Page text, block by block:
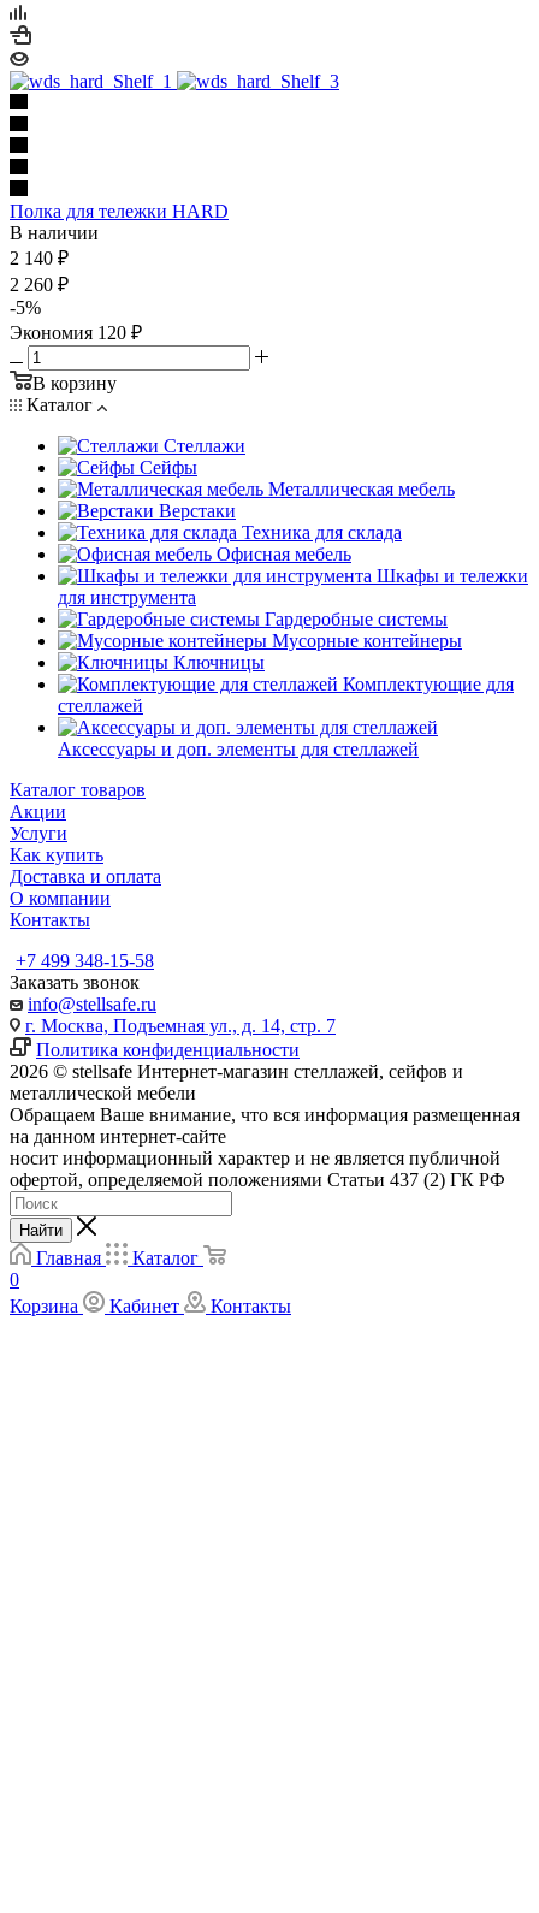
Полка для тележки HARD
В наличии
2 140 ₽
2 260 ₽
-5%
Экономия 120 ₽
В корзину
Каталог
Стеллажи
Сейфы
Металлическая мебель
Верстаки
Техника для склада
Офисная мебель
Шкафы и тележки
для инструмента
Гардеробные системы
Мусорные контейнеры
Ключницы
Комплектующие для
стеллажей
Аксессуары и доп. элементы для стеллажей
Каталог товаров
Акции
Услуги
Как купить
Доставка и оплата
О компании
Контакты
+7 499 348-15-58
Заказать звонок
info@stellsafe.ru
г. Москва, Подъемная ул., д. 14, стр. 7
Политика конфиденциальности
2026 © stellsafe Интернет-магазин стеллажей, сейфов и
металлической мебели
Обращаем Ваше внимание, что вся информация размещенная
на данном интернет-сайте
носит информационный характер и не является публичной
офертой, определяемой положениями Статьи 437 (2) ГК РФ
Найти
Главная
Каталог
0
Корзина
Кабинет Контакты